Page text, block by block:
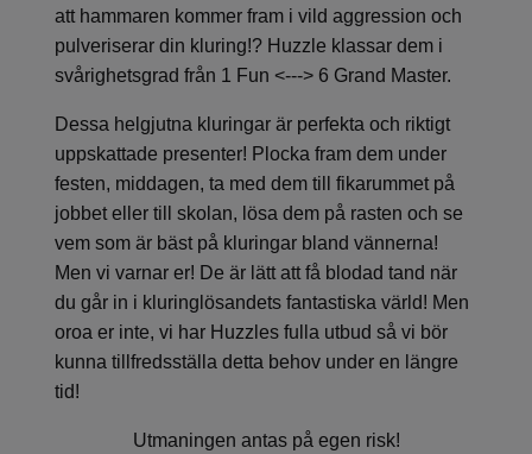
att hammaren kommer fram i vild aggression och
pulveriserar din kluring!? Huzzle klassar dem i
svårighetsgrad från 1 Fun <---> 6 Grand Master.
Dessa helgjutna kluringar är perfekta och riktigt
uppskattade presenter! Plocka fram dem under
festen, middagen, ta med dem till fikarummet på
jobbet eller till skolan, lösa dem på rasten och se
vem som är bäst på kluringar bland vännerna!
Men vi varnar er! De är lätt att få blodad tand när
du går in i kluringlösandets fantastiska värld! Men
oroa er inte, vi har Huzzles fulla utbud så vi bör
kunna tillfredsställa detta behov under en längre
tid!
Utmaningen antas på egen risk!